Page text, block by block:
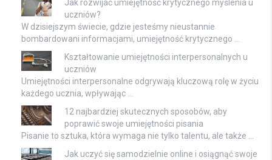
Jak rozwijać umiejętność krytycznego myślenia u
uczniów?
W dzisiejszym świecie, gdzie jesteśmy nieustannie
bombardowani informacjami, umiejętność krytycznego …
Kształtowanie umiejętności interpersonalnych u
uczniów
Umiejętności interpersonalne odgrywają kluczową rolę w życiu
każdego ucznia, wpływając …
12 najbardziej skutecznych sposobów, aby
poprawić swoje umiejętności pisania
Pisanie to sztuka, która wymaga nie tylko talentu, ale także …
Jak uczyć się samodzielnie online i osiągnąć swoje